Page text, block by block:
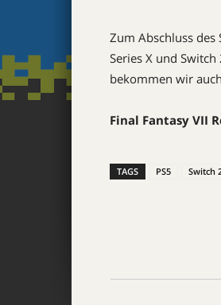
Zum Abschluss des
Series X und
bekommen wir
Final Fantasy VII
TAGS PS5 Switch